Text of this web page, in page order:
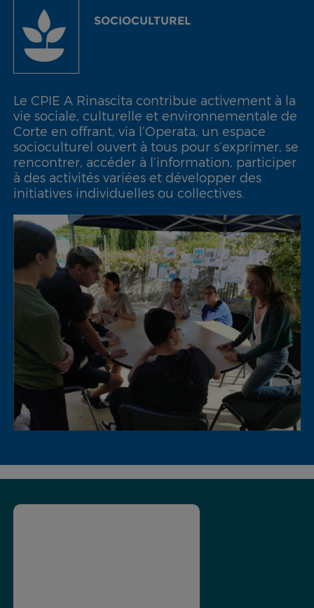
SOCIOCULTUREL
Le CPIE A Rinascita contribue activement à la
vie sociale, culturelle et environnementale de
Corte en offrant, via l’Operata, un espace
socioculturel ouvert à tous pour s’exprimer, se
rencontrer, accéder à l’information, participer
à des activités variées et développer des
initiatives individuelles ou collectives.